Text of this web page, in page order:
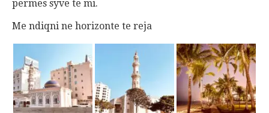
permes syve te mi.
Me ndiqni ne horizonte te reja